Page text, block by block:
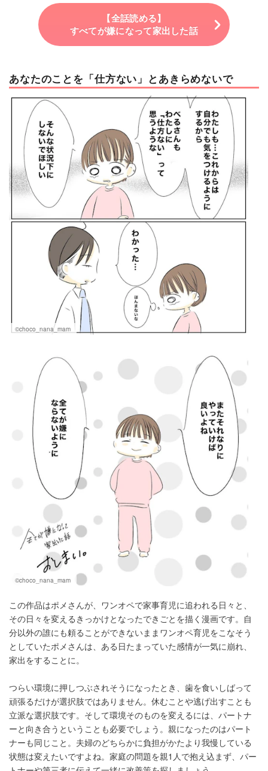
【全話読める】
すべてが嫌になって家出した話
あなたのことを「仕方ない」とあきらめないで
©choco_nana_mam
©choco_nana_mam
この作品はポメさんが、ワンオペで家事育児に追われる日々と、
その日々を変えるきっかけとなったできごとを描く漫画です。自
分以外の誰にも頼ることができないままワンオペ育児をこなそう
としていたポメさんは、ある日たまっていた感情が一気に崩れ、
家出をすることに。
つらい環境に押しつぶされそうになったとき、歯を食いしばって
頑張るだけが選択肢ではありません。休むことや逃げ出すことも
立派な選択肢です。そして環境そのものを変えるには、パートナ
ーと向き合うということも必要でしょう。親になったのはパート
ナーも同じこと。夫婦のどちらかに負担がかたより我慢している
状態は変えたいですよね。家庭の問題を親1人で抱え込まず、パー